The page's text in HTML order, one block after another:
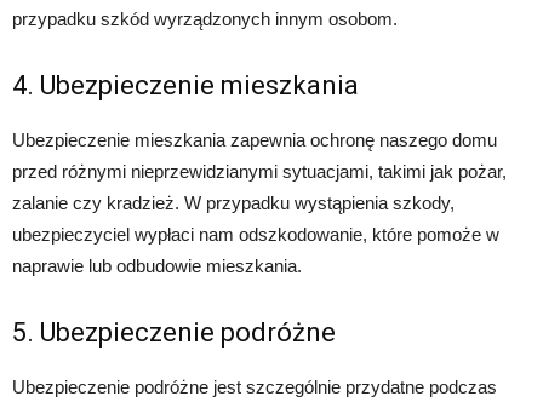
przypadku szkód wyrządzonych innym osobom.
4. Ubezpieczenie mieszkania
Ubezpieczenie mieszkania zapewnia ochronę naszego domu
przed różnymi nieprzewidzianymi sytuacjami, takimi jak pożar,
zalanie czy kradzież. W przypadku wystąpienia szkody,
ubezpieczyciel wypłaci nam odszkodowanie, które pomoże w
naprawie lub odbudowie mieszkania.
5. Ubezpieczenie podróżne
Ubezpieczenie podróżne jest szczególnie przydatne podczas